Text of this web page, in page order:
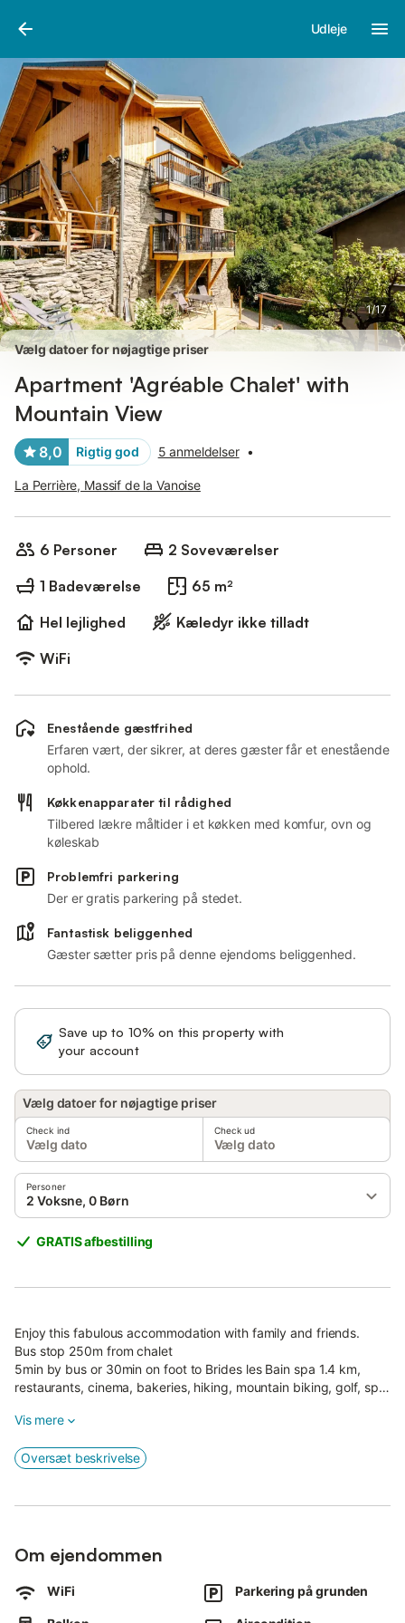
Udleje
1/17
Billeder
Vælg datoer for nøjagtige priser
Apartment 'Agréable Chalet' with
Mountain View
8,0 Rigtig god 5 anmeldelser •
La Perrière, Massif de la Vanoise
6 Personer
2 Soveværelser
1 Badeværelse
65 m²
Hel lejlighed
Kæledyr ikke tilladt
WiFi
Enestående gæstfrihed
Erfaren vært, der sikrer, at deres gæster får et enestående
ophold.
Køkkenapparater til rådighed
Tilbered lækre måltider i et køkken med komfur, ovn og
køleskab
Problemfri parkering
Der er gratis parkering på stedet.
Fantastisk beliggenhed
Gæster sætter pris på denne ejendoms beliggenhed.
Save up to 10% on this property with
your account
Vælg datoer for nøjagtige priser
Check ind
Vælg dato
Check ud
Vælg dato
Personer
2 Voksne, 0 Børn
GRATIS afbestilling
Enjoy this fabulous accommodation with family and friends.
Bus stop 250m from chalet
5min by bus or 30min on foot to Brides les Bain spa 1.4 km,
restaurants, cinema, bakeries, hiking, mountain biking, golf, spa,
7min by bus to Bozel village, lake beach, hiking, fishing,
7min by bus to Moutiers SNCF train station
and 1 bedroom with double beds 160/200
1 sofa bed in living room 140/200
comforter and pillow, bed linen
Vis mere
Oversæt beskrivelse
Om ejendommen
WiFi Parkering på grunden